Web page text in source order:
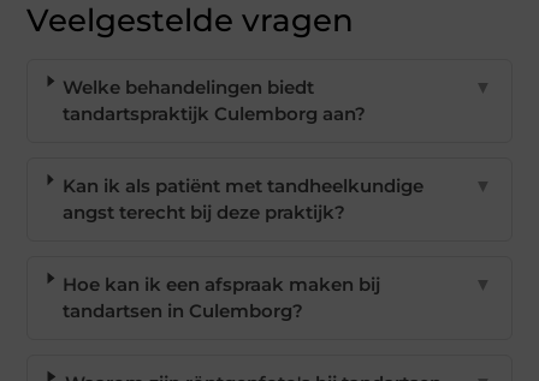
Veelgestelde vragen
Welke behandelingen biedt
tandartspraktijk Culemborg aan?
▼
Kan ik als patiënt met tandheelkundige
angst terecht bij deze praktijk?
▼
Hoe kan ik een afspraak maken bij
tandartsen in Culemborg?
▼